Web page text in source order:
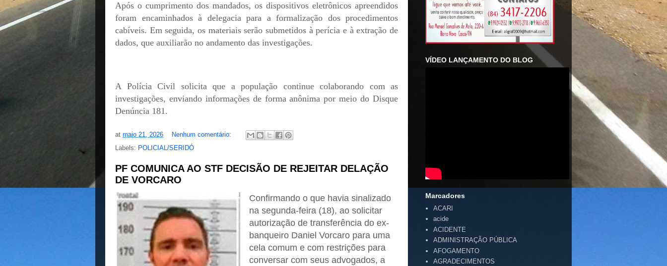
Após o cumprimento dos mandados, os dispositivos eletrônicos apreendidos
foram encaminhados à delegacia para a formalização dos procedimentos
cabíveis. Em seguida, os materiais serão submetidos à perícia e à extração de
dados, que auxiliarão no andamento das investigações.
A Polícia Civil solicita que a população continue colaborando com as
investigações, enviando informações de forma anônima por meio do Disque
Denúncia 181.
at maio 21, 2026
Nenhum comentário:
Labels: POLICIAL/SERIDÓ
PF COMUNICA AO STF DECISÃO DE REJEITAR DELAÇÃO
DE VORCARO
Confirmando o que havia sinalizado
na segunda-feira (18), ao solicitar
autorização de transferência do ex-
banqueiro Daniel Vorcaro para uma
cela comum e com restrições para
conversar com seus advogados, a
VÍDEO LANÇAMENTO DO BLOG
Marcadores
ACARI
acide
ACIDENTE
ADMINISTRAÇÃO PÚBLICA
AFOGAMENTO
AGRADECIMENTOS